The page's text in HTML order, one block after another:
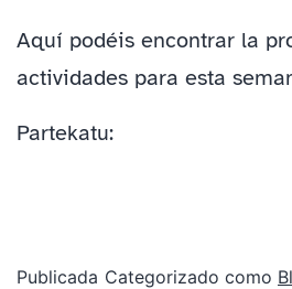
Aquí podéis encontrar la
actividades para esta
Partekatu:
Publicada Categorizado como